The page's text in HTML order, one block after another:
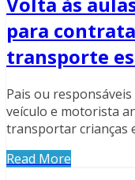
para
transporte
Pais ou
veículo e motorista
transportar crianças
Read More